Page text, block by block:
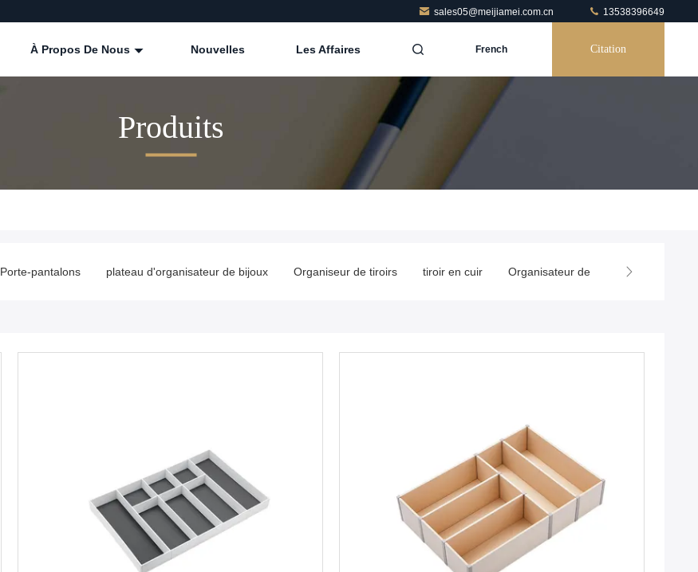
sales05@meijiamei.com.cn 13538396649
À Propos De Nous Nouvelles Les Affaires French Citation
Produits
Porte-pantalons plateau d'organisateur de bijoux Organiseur de tiroirs tiroir en cuir Organisateur de vêtements